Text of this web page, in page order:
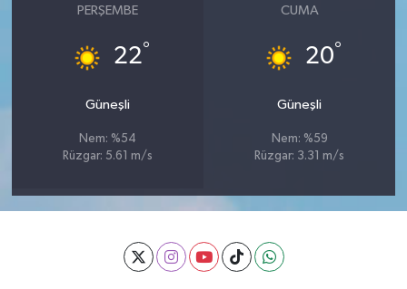
PERŞEMBE
22°
Güneşli
Nem: %54
Rüzgar: 5.61 m/s
CUMA
20°
Güneşli
Nem: %59
Rüzgar: 3.31 m/s